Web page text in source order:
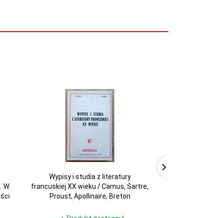
W
Wypisy i studia z literatury
francuskiej XX wieku / Camus, Sartre,
Proust, Apollinaire, Breton